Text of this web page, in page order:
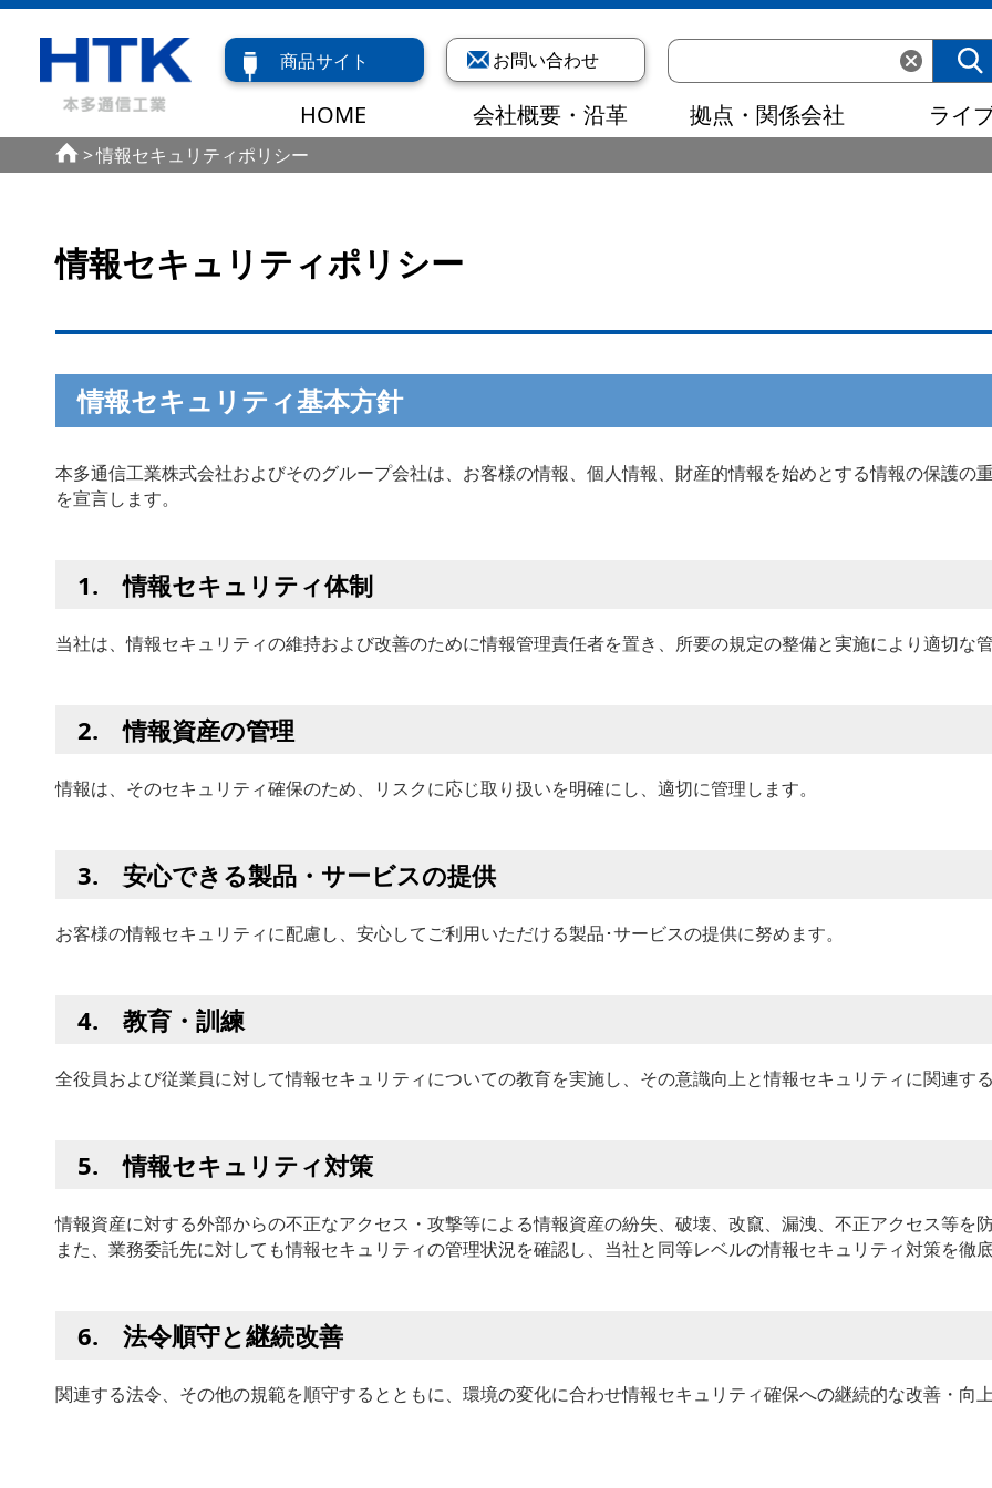
商品サイト お問い合わせ
HOME 会社概要・沿革 拠点・関係会社 ライ
情報セキュリティポリシー
情報セキュリティポリシー
情報セキュリティ基本方針
本多通信工業株式会社およびそのグループ会社は、お客様の情報、個人情報、財産的情報を始めとする情報の保護の
を宣言します。
1. 情報セキュリティ体制
当社は、情報セキュリティの維持および改善のために情報管理責任者を置き、所要の規定の整備と実施により適切な管
2. 情報資産の管理
情報は、そのセキュリティ確保のため、リスクに応じ取り扱いを明確にし、適切に管理します。
3. 安心できる製品・サービスの提供
お客様の情報セキュリティに配慮し、安心してご利用いただける製品･サービスの提供に努めます。
4. 教育・訓練
全役員および従業員に対して情報セキュリティについての教育を実施し、その意識向上と情報セキュリティに関連す
5. 情報セキュリティ対策
情報資産に対する外部からの不正なアクセス・攻撃等による情報資産の紛失、破壊、改竄、漏洩、不正アクセス等を
また、業務委託先に対しても情報セキュリティの管理状況を確認し、当社と同等レベルの情報セキュリティ対策を徹底
6. 法令順守と継続改善
関連する法令、その他の規範を順守するとともに、環境の変化に合わせ情報セキュリティ確保への継続的な改善・向上